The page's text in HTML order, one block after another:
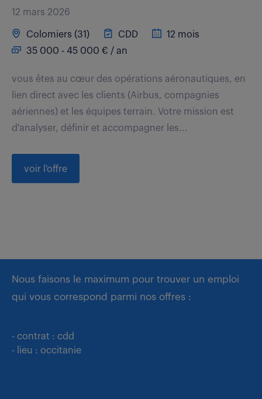
12 mars 2026
Colomiers (31) CDD
12 mois
35 000 - 45 000 € / an
vous êtes au cœur des opérations aéronautiques, en
lien direct avec les clients (Airbus, compagnies
aériennes) et les équipes terrain. Votre mission est
d'analyser, définir et accompagner les...
voir l'offre
Nous faisons le maximum pour trouver un emploi
qui vous correspond parmi nos offres :
- contrat : cdd
- lieu : occitanie